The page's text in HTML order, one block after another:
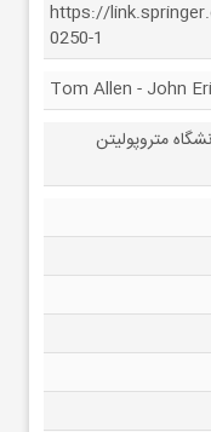
https://
0250-1
Tom Allen - John
متروپولیتن